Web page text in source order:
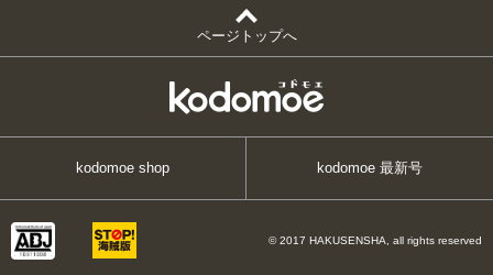
ページトップへ
kodomoe shop kodomoe 最新号
© 2017 HAKUSENSHA, all rights reserved